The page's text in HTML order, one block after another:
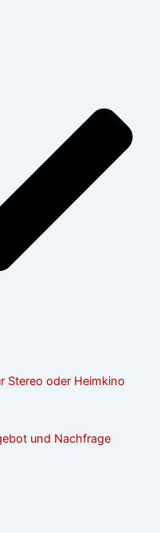
Stereo oder Heimkino
und Nachfrage